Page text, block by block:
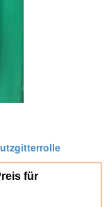
für